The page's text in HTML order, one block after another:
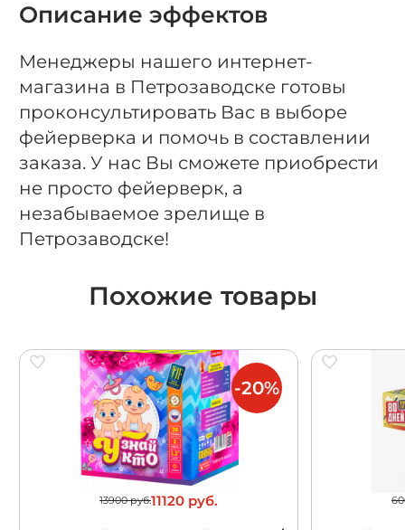
Описание эффектов
Менеджеры нашего интернет-
магазина в Петрозаводске готовы
проконсультировать Вас в выборе
фейерверка и помочь в составлении
заказа. У нас Вы сможете приобрести
не просто фейерверк, а
незабываемое зрелище в
Петрозаводске!
Похожие товары
13900 руб.11120 руб.
-20%